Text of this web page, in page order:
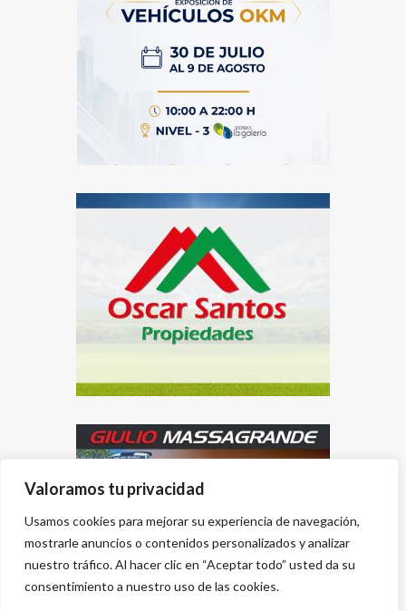
Valoramos tu privacidad
Usamos cookies para mejorar su experiencia de navegación,
mostrarle anuncios o contenidos personalizados y analizar
nuestro tráfico. Al hacer clic en “Aceptar todo” usted da su
consentimiento a nuestro uso de las cookies.